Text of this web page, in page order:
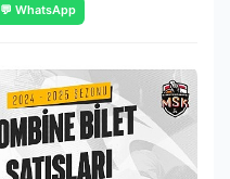
💬 WhatsApp